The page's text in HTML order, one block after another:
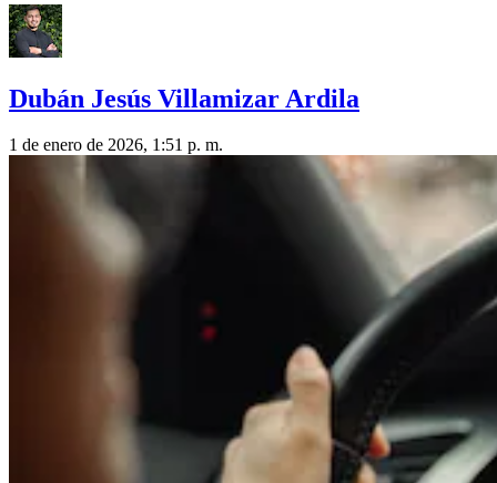
Dubán Jesús Villamizar Ardila
1 de enero de 2026, 1:51 p. m.